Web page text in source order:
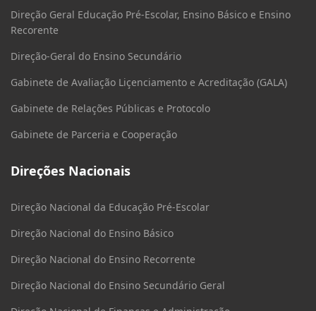
Direção Geral Educação Pré-Escolar, Ensino Básico e Ensino
Recorente
Direção-Geral do Ensino Secundário
Gabinete de Avaliação Liçenciamento e Acreditação (GALA)
Gabinete de Relações Públicas e Protocolo
Gabinete de Parceria e Cooperação
Direções Nacionais
Direção Nacional da Educação Pré-Escolar
Direção Nacional do Ensino Básico
Direção Nacional do Ensino Recorrente
Direção Nacional do Ensino Secundário Geral